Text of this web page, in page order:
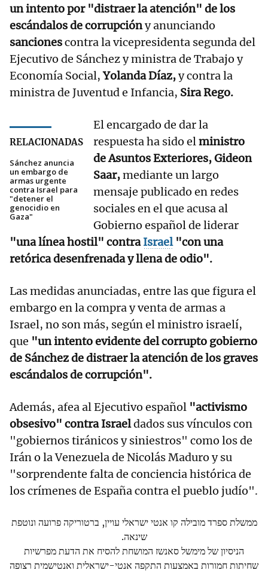
un intento por "distraer la atención" de los
escándalos de corrupcióny anunciando
sancionescontra la vicepresidenta segunda del
Ejecutivo de Sánchez y ministra de Trabajo y
Economía Social,Yolanda Díaz,y contra la
ministra de Juventud e Infancia, Sira Rego.
RELACIONADAS
Sánchez anuncia
un embargo de
armas urgente
contra Israel para
"detener el
genocidio en
Gaza"
El encargado de dar la
respuesta ha sido elministro
de Asuntos Exteriores, Gideon
Saar,mediante un largo
mensaje publicado en redes
sociales en el que acusa al
Gobierno español de liderar
"una línea hostil" contraIsrael"con una
retórica desenfrenada y llena de odio".
Las medidas anunciadas, entre las que figura el
embargo en la compra y venta de armas a
Israel, no son más, según el ministro israelí,
que "un intento evidente del corrupto gobierno
de Sánchez de distraer la atención de los graves
escándalos de corrupción".
Además, afea al Ejecutivo español "activismo
obsesivo" contra Israeldados sus vínculos con
"gobiernos tiránicos y siniestros" como los de
Irán o la Venezuela de Nicolás Maduro y su
"sorprendente falta de conciencia histórica de
los crímenes de España contra el pueblo judío".
ממשלת ספרד מובילה קו אנטי ישראלי עויין, ברטוריקה פרועה ונוטפת
שינאה.
הניסיון של מימשל סאנשז המושחת להסיח את הדעת מפרשיות
שחיתות חמורות באמצעות התקפה אנטי-ישראלית ואנטישמית רצופה